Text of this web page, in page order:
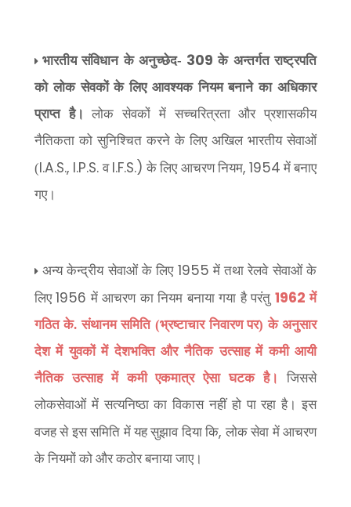
भारतीय संविधान के अनुच्छेद- 309 के अन्तर्गत राष्ट्रपति
को लोक सेवकों के लिए आवश्यक नियम बनाने का अधिकार
प्राप्त है। लोक सेवकों में सच्चरित्रता और प्रशासकीय
नैतिकता को सुनिश्चित करने के लिए अखिल भारतीय सेवाओं
(I.A.S., I.P.S.व I.F.S.)के लिए आचरण नियम, 1954 में बनाए
गए।
अन्य केन्द्रीय सेवाओं के लिए 1955 में तथा रेलवे सेवाओं के
लिए1956 में आचरण का नियम बनाया गया है परंतु 1962 में
गठित के. संथानम समिति (भ्रष्टाचार निवारण पर) के अनुसार
देश में युवकों में देशभक्ति और नैतिक उत्साह में कमी आयी
नैतिक उत्साह में कमी एकमात्र ऐसा घटक है।
जिससे
लोकसेवाओं में सत्यनिष्ठा का विकास नहीं हो पा रहा है। इस
वजह से इस समिति में यह सुझाव दिया कि, लोक सेवा में आचरण
के नियमों को और कठोर बनाया जाए।